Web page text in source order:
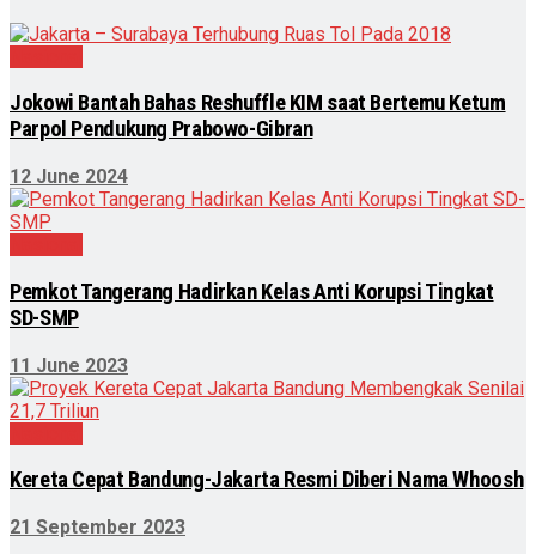
Jokowi Bantah Bahas Reshuffle KIM saat Bertemu Ketum
Parpol Pendukung Prabowo-Gibran
12 June 2024
Pemkot Tangerang Hadirkan Kelas Anti Korupsi Tingkat
SD-SMP
11 June 2023
Kereta Cepat Bandung-Jakarta Resmi Diberi Nama Whoosh
21 September 2023